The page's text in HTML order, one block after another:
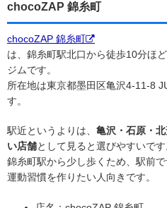
chocoZAP 錦糸町
chocoZAP 錦糸町
は、錦糸町駅北口から徒歩10分ほ
ジムです。
所在地は東京都墨田区亀沢4-11-8
す。
駅近というよりは、 亀沢・石原・
い店舗として見ると選びやすいです
錦糸町駅から少し歩くため、駅前
運動習慣を作りたい人向きです。